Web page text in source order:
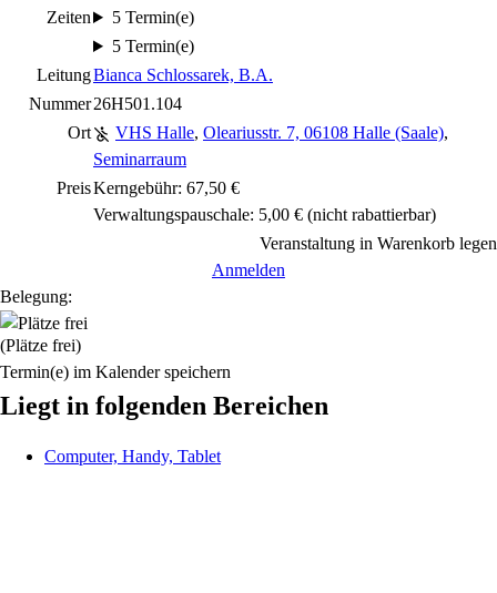
Zeiten
5 Termin(e)
5 Termin(e)
LeitungBianca Schlossarek, B.A.
Nummer26H501.104
Ort
VHS Halle, Oleariusstr. 7, 06108 Halle (Saale),
Seminarraum
PreisKerngebühr: 67,50 €
Verwaltungspauschale: 5,00 € (nicht rabattierbar)
Veranstaltung in Warenkorb legen
Anmelden
Belegung:
(Plätze frei)
Termin(e) im Kalender speichern
Liegt in folgenden Bereichen
Computer, Handy, Tablet